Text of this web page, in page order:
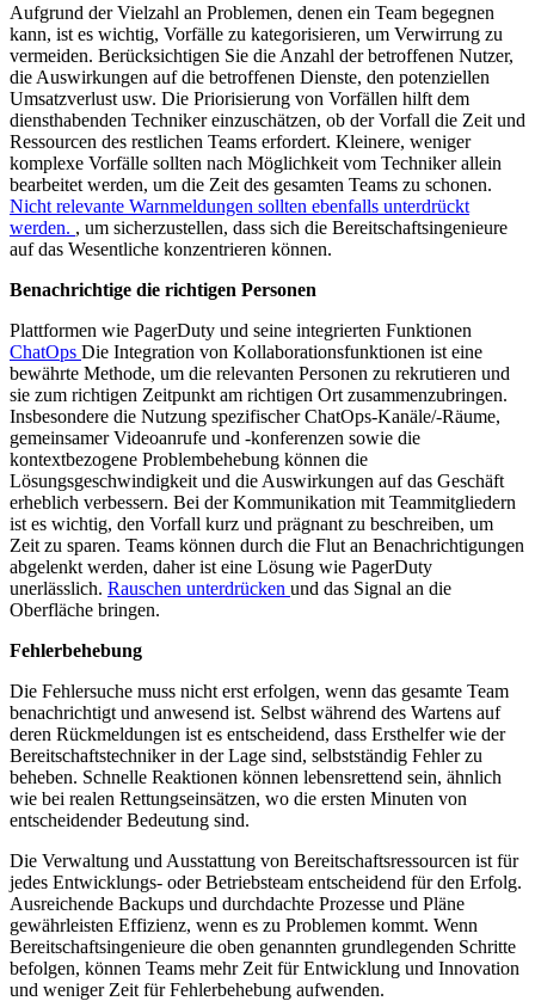
Aufgrund der Vielzahl an Problemen, denen ein Team begegnen
kann, ist es wichtig, Vorfälle zu kategorisieren, um Verwirrung zu
vermeiden. Berücksichtigen Sie die Anzahl der betroffenen Nutzer,
die Auswirkungen auf die betroffenen Dienste, den potenziellen
Umsatzverlust usw. Die Priorisierung von Vorfällen hilft dem
diensthabenden Techniker einzuschätzen, ob der Vorfall die Zeit und
Ressourcen des restlichen Teams erfordert. Kleinere, weniger
komplexe Vorfälle sollten nach Möglichkeit vom Techniker allein
bearbeitet werden, um die Zeit des gesamten Teams zu schonen.
Nicht relevante Warnmeldungen sollten ebenfalls unterdrückt
werden. , um sicherzustellen, dass sich die Bereitschaftsingenieure
auf das Wesentliche konzentrieren können.
Benachrichtige die richtigen Personen
Plattformen wie PagerDuty und seine integrierten Funktionen
ChatOps Die Integration von Kollaborationsfunktionen ist eine
bewährte Methode, um die relevanten Personen zu rekrutieren und
sie zum richtigen Zeitpunkt am richtigen Ort zusammenzubringen.
Insbesondere die Nutzung spezifischer ChatOps-Kanäle/-Räume,
gemeinsamer Videoanrufe und -konferenzen sowie die
kontextbezogene Problembehebung können die
Lösungsgeschwindigkeit und die Auswirkungen auf das Geschäft
erheblich verbessern. Bei der Kommunikation mit Teammitgliedern
ist es wichtig, den Vorfall kurz und prägnant zu beschreiben, um
Zeit zu sparen. Teams können durch die Flut an Benachrichtigungen
abgelenkt werden, daher ist eine Lösung wie PagerDuty
unerlässlich. Rauschen unterdrücken und das Signal an die
Oberfläche bringen.
Fehlerbehebung
Die Fehlersuche muss nicht erst erfolgen, wenn das gesamte Team
benachrichtigt und anwesend ist. Selbst während des Wartens auf
deren Rückmeldungen ist es entscheidend, dass Ersthelfer wie der
Bereitschaftstechniker in der Lage sind, selbstständig Fehler zu
beheben. Schnelle Reaktionen können lebensrettend sein, ähnlich
wie bei realen Rettungseinsätzen, wo die ersten Minuten von
entscheidender Bedeutung sind.
Die Verwaltung und Ausstattung von Bereitschaftsressourcen ist für
jedes Entwicklungs- oder Betriebsteam entscheidend für den Erfolg.
Ausreichende Backups und durchdachte Prozesse und Pläne
gewährleisten Effizienz, wenn es zu Problemen kommt. Wenn
Bereitschaftsingenieure die oben genannten grundlegenden Schritte
befolgen, können Teams mehr Zeit für Entwicklung und Innovation
und weniger Zeit für Fehlerbehebung aufwenden.